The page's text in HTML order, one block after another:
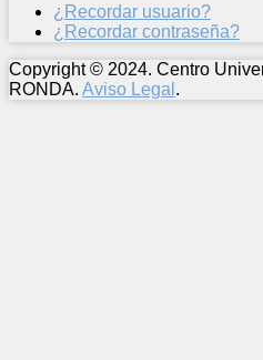
¿Recordar usuario?
¿Recordar contraseña?
Copyright © 2024. Centro
RONDA. Aviso Legal .